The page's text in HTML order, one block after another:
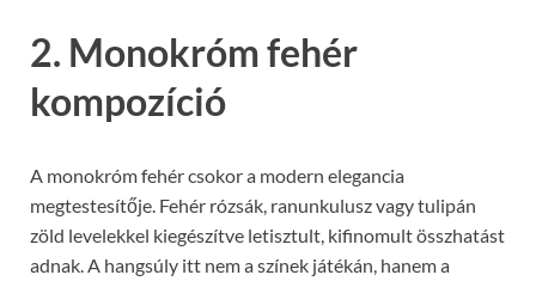
2. Monokróm fehér
kompozíció
A monokróm fehér csokor a modern elegancia
megtestesítője. Fehér rózsák, ranunkulusz vagy tulipán
zöld levelekkel kiegészítve letisztult, kifinomult összhatást
adnak. A hangsúly itt nem a színek játékán, hanem a